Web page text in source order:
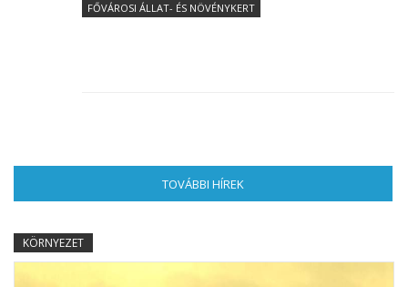
FŐVÁROSI ÁLLAT- ÉS NÖVÉNYKERT
TOVÁBBI HÍREK
KÖRNYEZET